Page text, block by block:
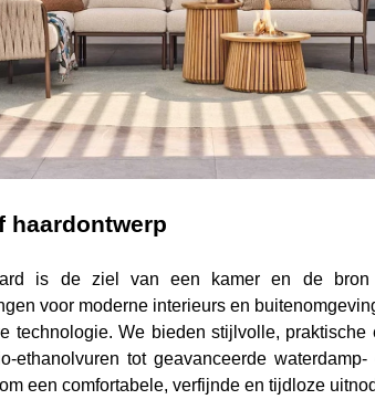
haardontwerp
is de ziel van een kamer en de bron
voor moderne interieurs en
technologie. We bieden stijlvolle,
ethanolvuren tot geavanceerde
een comfortabele, verfijnde en tijdloze